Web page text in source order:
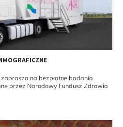
na bezpłatne badania
przez Narodowy Fundusz Zdrowia